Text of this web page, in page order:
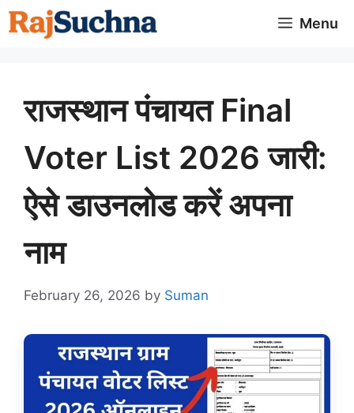
Skip
to
Menu
राजस्थान पंचायत Final
Voter List 2026 जारी:
ऐसे डाउनलोड करें अपना
नाम
February 26, 2026 by Suman